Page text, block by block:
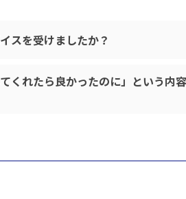
スを受けましたか？
くれたら良かったのに」という内